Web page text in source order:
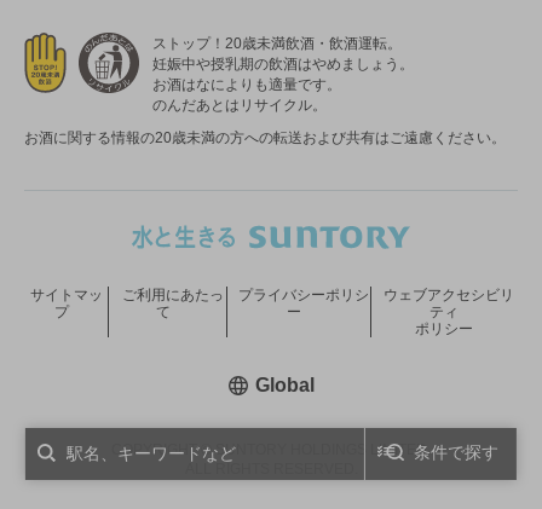
条件で探す
ストップ！20歳未満飲酒・飲酒運転。
妊娠中や授乳期の飲酒はやめましょう。
お酒はなによりも適量です。
のんだあとはリサイクル。
お酒に関する情報の20歳未満の方への転送および共有はご遠慮ください。
COPYRIGHT © SUNTORY HOLDINGS LIMITED.
サイトマッ
プ
ご利用にあたっ
て
プライバシーポリシ
ー
ウェブアクセシビリ
ティ
ポリシー
Global新しいウィンドウで開く